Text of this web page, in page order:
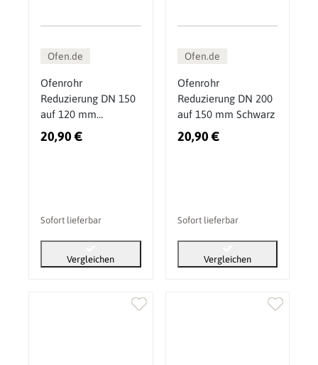
Ofen.de
Ofenrohr
Reduzierung DN 150
auf 120 mm
Gussgrau
20,90 €
Sofort lieferbar
Vergleichen
Ofen.de
Ofenrohr
Reduzierung DN 200
auf 150 mm Schwarz
20,90 €
Sofort lieferbar
Vergleichen